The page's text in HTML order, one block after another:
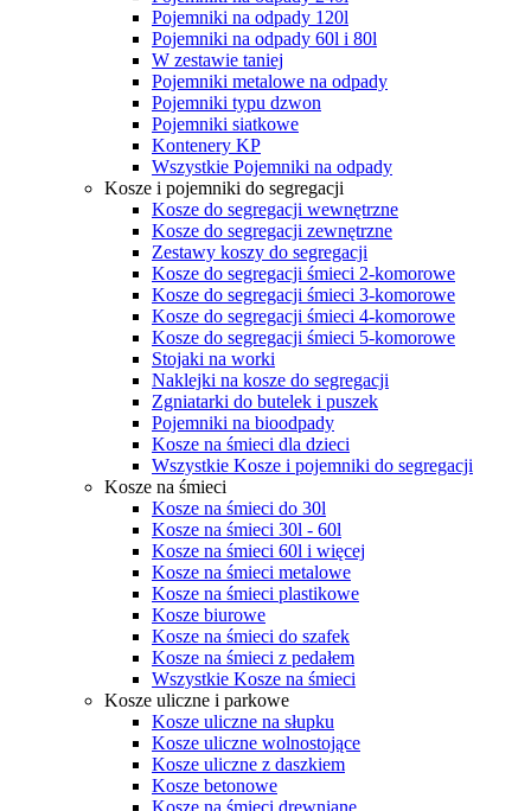
Pojemniki na odpady 120l
Pojemniki na odpady 60l i 80l
W zestawie taniej
Pojemniki metalowe na odpady
Pojemniki typu dzwon
Pojemniki siatkowe
Kontenery KP
Wszystkie Pojemniki na odpady
Kosze i pojemniki do segregacji
Kosze do segregacji wewnętrzne
Kosze do segregacji zewnętrzne
Zestawy koszy do segregacji
Kosze do segregacji śmieci 2-komorowe
Kosze do segregacji śmieci 3-komorowe
Kosze do segregacji śmieci 4-komorowe
Kosze do segregacji śmieci 5-komorowe
Stojaki na worki
Naklejki na kosze do segregacji
Zgniatarki do butelek i puszek
Pojemniki na bioodpady
Kosze na śmieci dla dzieci
Wszystkie Kosze i pojemniki do segregacji
Kosze na śmieci
Kosze na śmieci do 30l
Kosze na śmieci 30l - 60l
Kosze na śmieci 60l i więcej
Kosze na śmieci metalowe
Kosze na śmieci plastikowe
Kosze biurowe
Kosze na śmieci do szafek
Kosze na śmieci z pedałem
Wszystkie Kosze na śmieci
Kosze uliczne i parkowe
Kosze uliczne na słupku
Kosze uliczne wolnostojące
Kosze uliczne z daszkiem
Kosze betonowe
Kosze na śmieci drewniane